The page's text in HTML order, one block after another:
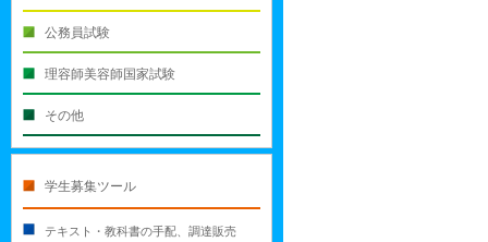
公務員試験
理容師美容師国家試験
その他
学生募集ツール
テキスト・教科書の手配、調達販売